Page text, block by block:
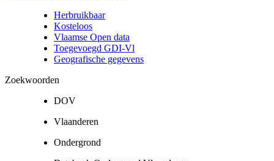
Herbruikbaar
Kosteloos
Vlaamse Open data
Toegevoegd GDI-Vl
Geografische gegevens
Zoekwoorden
DOV
Vlaanderen
Ondergrond